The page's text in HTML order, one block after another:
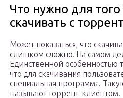
Что нужно для
скачивать с
Может показаться, что
слишком сложно. На самом
Единственной особенностью
что для скачивания
специальная программа.
называют торрент-клиентом.